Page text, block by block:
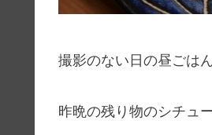
撮影のない日の昼ごはん
昨晩の残り物のシチュ